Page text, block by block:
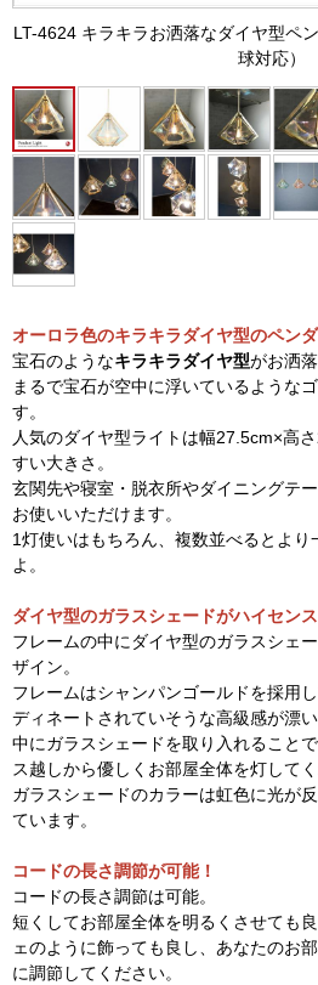
LT-4624 キラキラお洒落なダイヤ型ペ
球対応）
オーロラ色のキラキラダイヤ型のペン
宝石のようなキラキラダイヤ型がお洒
まるで宝石が空中に浮いているような
す。
人気のダイヤ型ライトは幅27.5cm×高
すい大きさ。
玄関先や寝室・脱衣所やダイニングテ
お使いいただけます。
1灯使いはもちろん、複数並べるとよ
よ。
ダイヤ型のガラスシェードがハイセンス
フレームの中にダイヤ型のガラスシェ
ザイン。
フレームはシャンパンゴールドを採用
ディネートされていそうな高級感が漂い
中にガラスシェードを取り入れること
ス越しから優しくお部屋全体を灯してく
ガラスシェードのカラーは虹色に光が
ています。
コードの長さ調節が可能！
コードの長さ調節は可能。
短くしてお部屋全体を明るくさせても
ェのように飾っても良し、あなたのお
に調節してください。